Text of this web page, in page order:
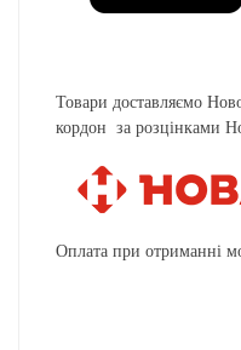
Товари доставляємо
кордон за розцінками
Оплата при отриманні